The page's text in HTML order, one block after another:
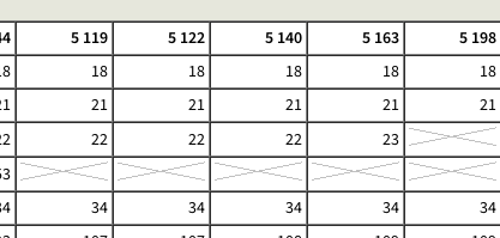
5 119 5 122 5 140 5 163
5 198
18 18 18 18
18
21 21 21 21
21
22 22 22
23
34 34 34 34
34